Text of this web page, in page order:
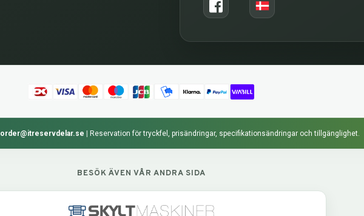
order@itreservdelar.se Reservation för tryckfel, prisändringar, specifikationsändringar och tillgänglighet.
BESÖK ÄVEN VÅR ANDRA SIDA